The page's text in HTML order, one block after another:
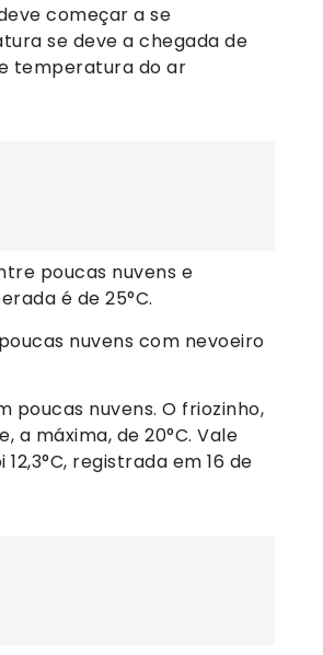
começar a se
se deve a chegada de
temperatura do ar
poucas nuvens e
é de 25°C.
nuvens com nevoeiro
poucas nuvens. O friozinho,
a máxima, de 20°C. Vale
registrada em 16 de